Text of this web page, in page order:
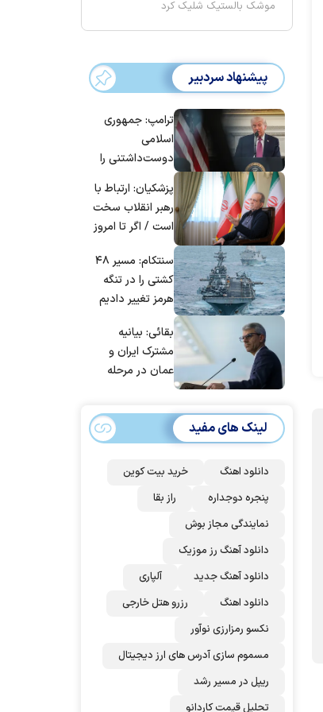
موشک بالستیک شلیک کرد
پیشنهاد سردبیر
ترامپ: جمهوری
اسلامی
دوست‌داشتنی را
برای بزرگ‌ترین
حمله آماده بودیم
| غنائم از آنِ فاتح
است، درست
است؟
پزشکیان: ارتباط با
رهبر انقلاب سخت
است / اگر تا امروز
مردم ایران استسنتکام: مسیر ۴۸
کشتی را در تنگه
هرمز تغییر دادیم
بقائی: بیانیه
مشترک ایران و
عمان در مرحله
برای سفر به قطر و
پاکستان نداریم
لینک های مفید
دانلود اهنگ
خرید بیت کوین
پنجره دوجداره
راز بقا
نمایندگی مجاز بوش
دانلود آهنگ رز‌ موزیک
دانلود آهنگ جدید
آلپاری
دانلود اهنگ
رزرو هتل خارجی
نکسو رمزارزی نوآور
مسموم سازی آدرس های ارز دیجیتال
ریپل در مسیر رشد
تحلیل قیمت کاردانو